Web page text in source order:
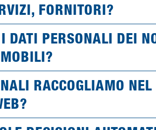
FORNITORI?
DATI PERSONALI DEI
RACCOGLIAMO